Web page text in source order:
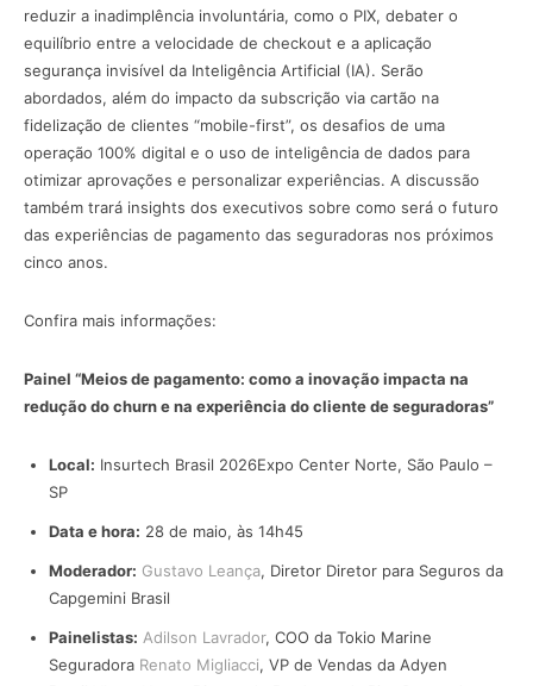
reduzir a inadimplência involuntária, como o PIX, debater o
equilíbrio entre a velocidade de checkout e a aplicação
segurança invisível da Inteligência Artificial (IA). Serão
abordados, além do impacto da subscrição via cartão na
fidelização de clientes “mobile-first”, os desafios de uma
operação 100% digital e o uso de inteligência de dados para
otimizar aprovações e personalizar experiências. A discussão
também trará insights dos executivos sobre como será o futuro
das experiências de pagamento das seguradoras nos próximos
cinco anos.
Confira mais informações:
Painel “Meios de pagamento: como a inovação impacta na
redução do churn e na experiência do cliente de seguradoras”
Local: Insurtech Brasil 2026Expo Center Norte, São Paulo –
SP
Data e hora: 28 de maio, às 14h45
Moderador: Gustavo Leança, Diretor Diretor para Seguros da
Capgemini Brasil
Painelistas: Adilson Lavrador, COO da Tokio Marine
Seguradora Renato Migliacci, VP de Vendas da Adyen